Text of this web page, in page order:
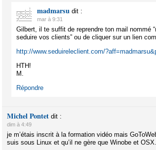
madmarsu dit :
mar à 9:31
Gilbert, il te suffit de reprendre ton mail nommé
seduire vos clients” ou de cliquer sur un lien
http://www.seduireleclient.com/
HTH!
M.
Répondre
Michel Pontet dit :
dim à 4:49
je m’étais inscrit à la formation vidéo mais
suis sous Linux et qu’il ne gère que Winobe et OSX.